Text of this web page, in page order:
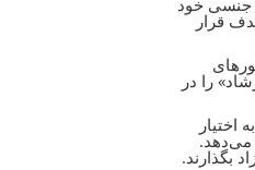
جنسی‌ خود
قرار
را در
می‌دهد.
بگذارند.